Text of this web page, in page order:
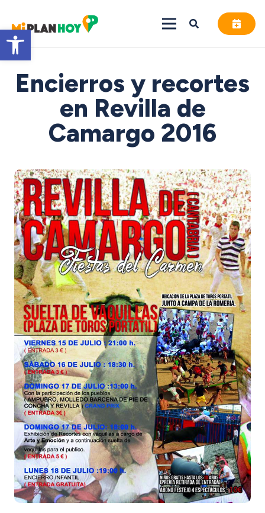
Abrir barra de herramientas
Encierros y recortes
en Revilla de
Camargo 2016